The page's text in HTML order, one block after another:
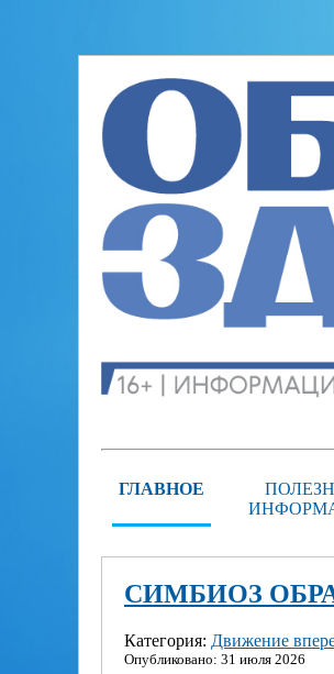
ГЛАВНОЕ
СИМБИОЗ
Категория: Движение
Опубликовано: 31 июля 2026